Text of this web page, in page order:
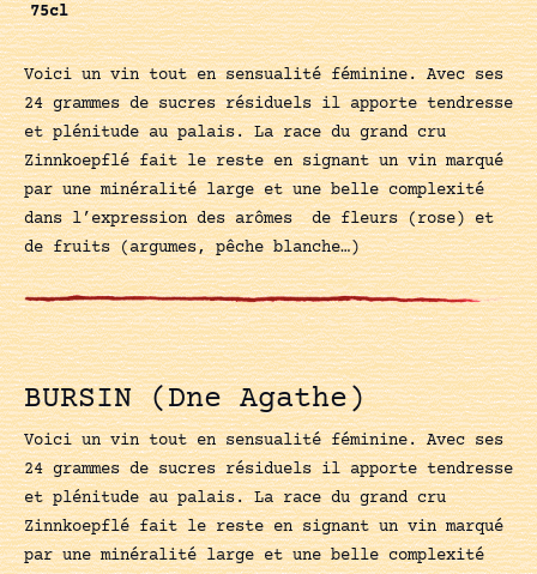
75cl
Voici un vin tout en sensualité féminine. Avec ses
24 grammes de sucres résiduels il apporte tendresse
et plénitude au palais. La race du grand cru
Zinnkoepflé fait le reste en signant un vin marqué
par une minéralité large et une belle complexité
dans l’expression des arômes de fleurs (rose) et
de fruits (argumes, pêche blanche…)
BURSIN (Dne Agathe)
Voici un vin tout en sensualité féminine. Avec ses
24 grammes de sucres résiduels il apporte tendresse
et plénitude au palais. La race du grand cru
Zinnkoepflé fait le reste en signant un vin marqué
par une minéralité large et une belle complexité